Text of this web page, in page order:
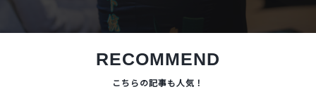
RECOMMEND